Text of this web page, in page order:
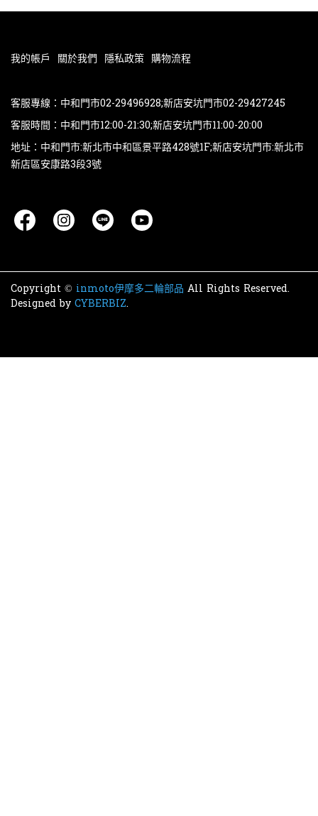
我的帳戶 關於我們 隱私政策 購物流程
客服專線：中和門市02-29496928;新店安坑門市02-29427245
客服時間：中和門市12:00-21:30;新店安坑門市11:00-20:00
地址：中和門市:新北市中和區景平路428號1F;新店安坑門市:新北市
新店區安康路3段3號
Copyright © inmoto伊摩多二輪部品 All Rights Reserved.
Designed by CYBERBIZ.